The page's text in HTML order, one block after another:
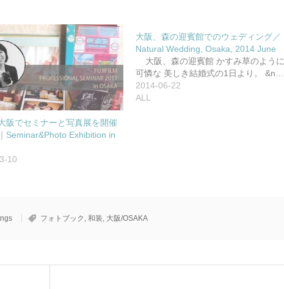
阪でセミナーと写真展を開催
Seminar&Photo Exhibition in
10
大阪、森の迎賓館でのウェディング／
Natural Wedding, Osaka, 2014 June
大阪、森の迎賓館 かすみ草のように
可憐な 美しき結婚式の1日より。 &n…
2014-06-22
ALL
フォトブック , 和装, 大阪/OSAKA